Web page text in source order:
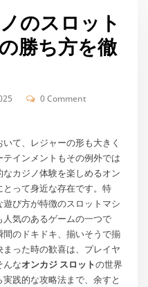
のスロット
勝ち方を徹
0 Comment
て、レジャーの形も大きく
インメントもその例外では
カジノ体験を楽しめるオン
って身近な存在です。特
び方が特徴のスロットマシ
気のあるゲームの一つで
のドキドキ、揃いそうで揃
った時の歓喜は、プレイヤ
んなオンカジ スロットの世界
践的な攻略法まで、余すと